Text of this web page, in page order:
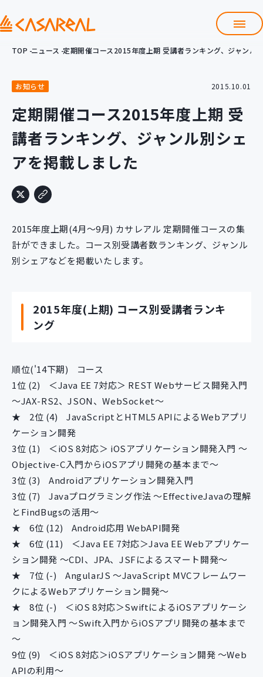
会社情報
サービス
プロダクト開発支援
クラウド導入支援 Git導入支援
システム構築支援
研修サービス
カスタマイズコース 教材購入
導入事例
ニュース
採用情報
Contact
TOP ニュース 定期開催コース2015年度上期 受講者ランキング、ジャンル
お知らせ 2015.10.01
定期開催コース2015年度上期 受
講者ランキング、ジャンル別シェ
アを掲載しました
2015年度上期(4月～9月) カサレアル 定期開催コースの集
計ができました。コース別受講者数ランキング、ジャンル
別シェアなどを掲載いたします。
2015年度(上期) コース別受講者ランキ
ング
順位('14下期)
コース
1位 (2)
＜Java EE 7対応＞ REST Webサービス開発入門
～JAX-RS2、JSON、WebSocket～
★
2位 (4)
JavaScriptとHTML5 APIによるWebアプリ
ケーション開発
3位 (1)
＜iOS 8対応＞ iOSアプリケーション開発入門 ～
Objective-C入門からiOSアプリ開発の基本まで～
3位 (3)
Androidアプリケーション開発入門
3位 (7)
Javaプログラミング作法 ～EffectiveJavaの理解
とFindBugsの活用～
★
6位 (12)
Android応用 WebAPI開発
★
6位 (11)
＜Java EE 7対応＞Java EE Webアプリケー
ション開発 ～CDI、JPA、JSFによるスマート開発～
★
7位 (-)
AngularJS ～JavaScript MVCフレームワー
クによるWebアプリケーション開発～
★
8位 (-)
＜iOS 8対応＞SwiftによるiOSアプリケーシ
ョン開発入門 ～Swift入門からiOSアプリ開発の基本まで
～
9位 (9)
＜iOS 8対応＞iOSアプリケーション開発 ～Web
APIの利用～